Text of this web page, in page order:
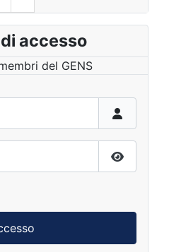
accesso
del GENS
Mostra